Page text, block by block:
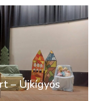
– Újkígyós